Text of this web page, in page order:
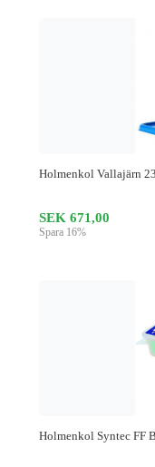
Holmenkol Vallajärn
SEK 671,00
Spara 16%
Holmenkol Syntec FF